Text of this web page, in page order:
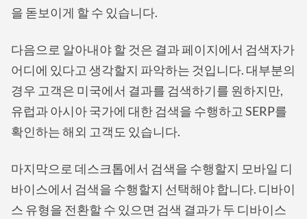
을 돋보이게 할 수 있습니다.
다음으로 알아내야 할 것은 결과 페이지에서 검색자가
어디에 있다고 생각할지 파악하는 것입니다. 대부분의
경우 고객은 미국에서 결과를 검색하기를 원하지만,
유럽과 아시아 국가에 대한 검색을 수행하고 SERP를
확인하는 해외 고객도 있습니다.
마지막으로 데스크톱에서 검색을 수행할지 모바일 디
바이스에서 검색을 수행할지 선택해야 합니다. 디바이
스 유형을 전환할 수 있으면 검색 결과가 두 디바이스